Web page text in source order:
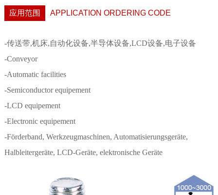
应用范围 APPLICATION ORDERING CODE
-传送带,机床,自动化设备,半导体设备,LCD设备,电子设备
-Conveyor
-Automatic facilities
-Semiconductor equipement
-LCD equipement
-Electronic equipement
-Förderband, Werkzeugmaschinen, Automatisierungsgeräte,
Halbleitergeräte, LCD-Geräte, elektronische Geräte